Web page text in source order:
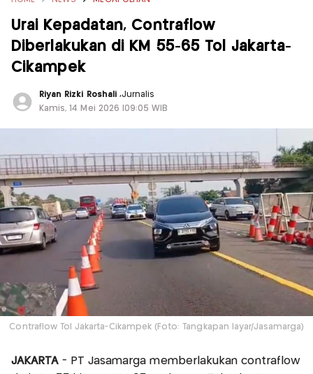
Urai Kepadatan, Contraflow
Diberlakukan di KM 55-65 Tol Jakarta-
Cikampek
Riyan Rizki Roshali ,Jurnalis
Kamis, 14 Mei 2026 |09:05 WIB
Contraflow Tol Jakarta-Cikampek (Foto: Tangkapan layar/Jasamarga)
JAKARTA- PT Jasamarga memberlakukan contraflow